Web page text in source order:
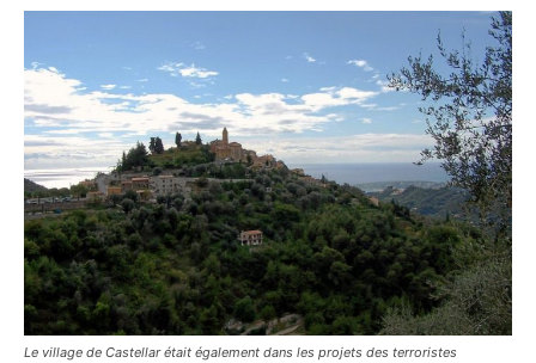
Le village de Castellar était également dans les projets des terroristes